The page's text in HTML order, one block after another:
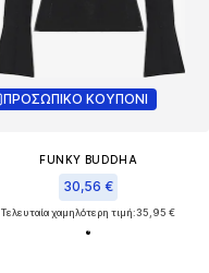
ΠΡΟΣΩΠΙΚΟ ΚΟΥΠΟΝΙ
FUNKY BUDDHA
30,56 €
Τελευταία χαμηλότερη τιμή:35,95 €